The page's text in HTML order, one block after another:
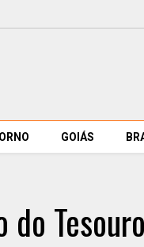
GOIÁS